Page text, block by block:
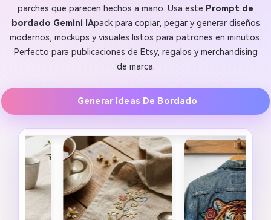
parches que parecen hechos a mano. Usa este Prompt de
bordado Gemini IApack para copiar, pegar y generar diseños
modernos, mockups y visuales listos para patrones en minutos.
Perfecto para publicaciones de Etsy, regalos y merchandising
de marca.
Generar Ideas De Bordado